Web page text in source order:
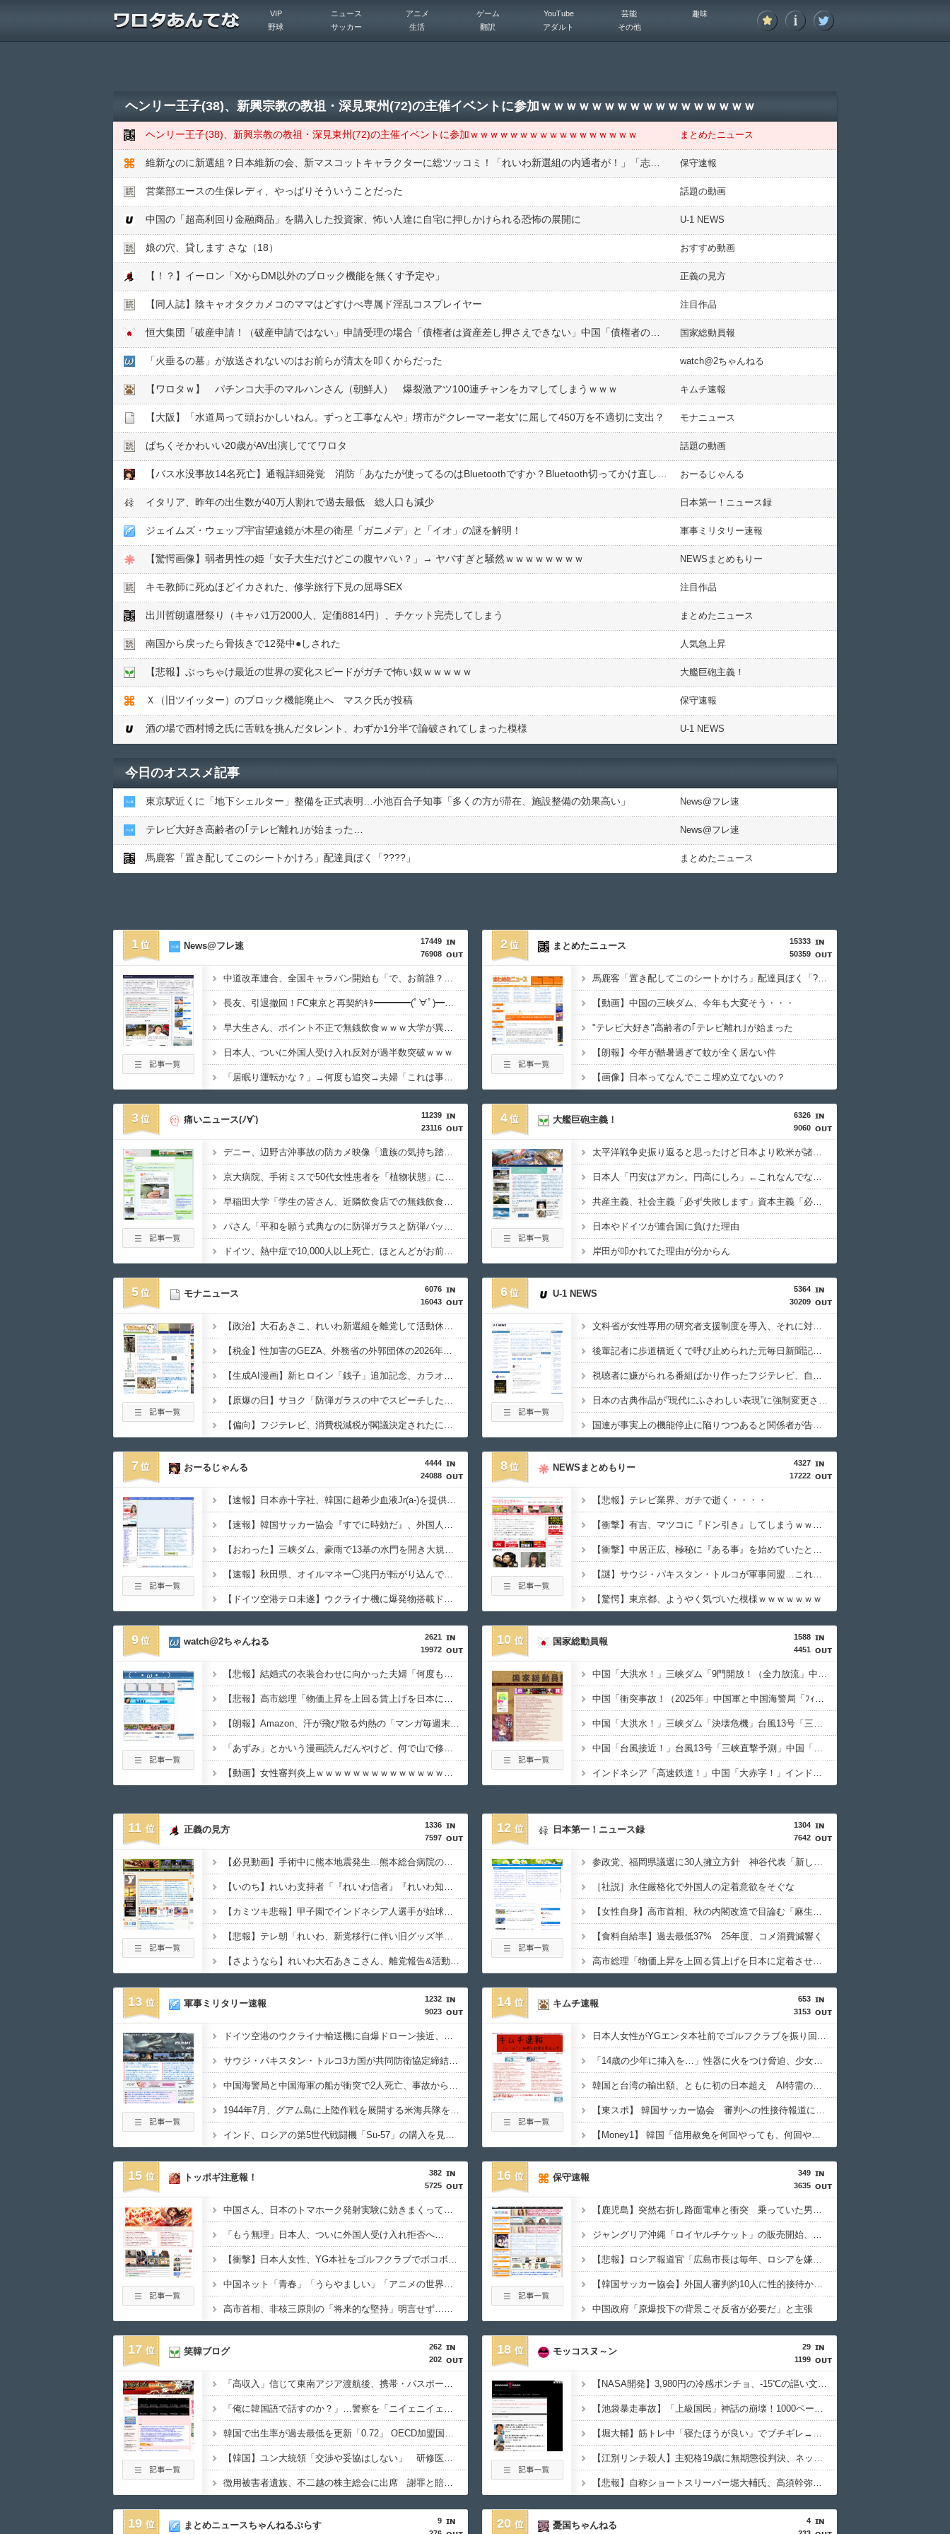
VIP ニュース アニメ ゲーム YouTube 芸能
趣味
野球
サッカー 生活 翻訳 アダルト その他
ヘンリー王子(38)、新興宗教の教祖・深見東州(72)の主催イベントに参加ｗｗｗｗｗｗｗｗｗｗｗｗｗｗｗｗｗ
ヘンリー王子(38)、新興宗教の教祖・深見東州(72)の主催イベントに参加ｗｗｗｗｗｗｗｗｗｗｗｗｗｗｗｗｗ まとめたニュース
保守速報
営業部エースの生保レディ、やっぱりそういうことだった 話題の動画
中国の「超高利回り金融商品」を購入した投資家、怖い人達に自宅に押しかけられる恐怖の展開に U-1 NEWS
娘の穴、貸します さな（18） おすすめ動画
【！？】イーロン「XからDM以外のブロック機能を無くす予定や」 正義の見方
【同人誌】陰キャオタクカメコのママはどすけべ専属ド淫乱コスプレイヤー 注目作品
国家総動員報
「火垂るの墓」が放送されないのはお前らが清太を叩くからだった watch@2ちゃんねる
【ワロタｗ】 パチンコ大手のマルハンさん（朝鮮人） 爆裂激アツ100連チャンをカマしてしまうｗｗｗ キムチ速報
【大阪】「水道局って頭おかしいねん。ずっと工事なんや」堺市が“クレーマー老女”に屈して450万を不適切に支出？ モナニュース
ばちくそかわいい20歳がAV出演しててワロタ 話題の動画
おーるじゃんる
イタリア、昨年の出生数が40万人割れで過去最低 総人口も減少 日本第一！ニュース録
ジェイムズ・ウェッブ宇宙望遠鏡が木星の衛星「ガニメデ」と「イオ」の謎を解明！ 軍事ミリタリー速報
【驚愕画像】弱者男性の姫「女子大生だけどこの腹ヤバい？」→ ヤバすぎと騒然ｗｗｗｗｗｗｗｗ NEWSまとめもりー
キモ教師に死ぬほどイカされた、修学旅行下見の屈辱SEX 注目作品
出川哲朗還暦祭り（キャパ1万2000人、定価8814円）、チケット完売してしまう まとめたニュース
南国から戻ったら骨抜きで12発中●︎しされた 人気急上昇
【悲報】ぶっちゃけ最近の世界の変化スピードがガチで怖い奴ｗｗｗｗｗ 大艦巨砲主義！
Ｘ（旧ツイッター）のブロック機能廃止へ マスク氏が投稿 保守速報
酒の場で西村博之氏に舌戦を挑んだタレント、わずか1分半で論破されてしまった模様 U-1 NEWS
今日のオススメ記事
東京駅近くに「地下シェルター」整備を正式表明…小池百合子知事「多くの方が滞在、施設整備の効果高い」 News@フレ速
テレビ大好き高齢者の｢テレビ離れ｣が始まった… News@フレ速
馬鹿客「置き配してこのシートかけろ」配達員ぼく「????」 まとめたニュース
1
17449
76908
News@フレ速
中道改革連合、全国キャラバン開始も「で、お前誰？」状態ｗｗｗｗｗ
長友、引退撤回！FC東京と再契約ｷﾀ━━━━(ﾟ∀ﾟ)━━━━!!
早大生さん、ポイント不正で無銭飲食ｗｗｗ大学が異例の警告へ
日本人、ついに外国人受け入れ反対が過半数突破ｗｗｗ
「居眠り運転かな？」→何度も追突→夫婦「これは事故じゃない」と気付く…
2
15333
50359
まとめたニュース
馬鹿客「置き配してこのシートかけろ」配達員ぼく「????」
【動画】中国の三峡ダム、今年も大変そう・・・
"テレビ大好き"高齢者の｢テレビ離れ｣が始まった
【朗報】今年が酷暑過ぎて蚊が全く居ない件
【画像】日本ってなんでここ埋め立てないの？
3
11239
23116
痛いニュース(ﾉ∀`)
デニー、辺野古沖事故の防カメ映像「遺族の気持ち踏まえたものかくみ取り切れず」
京大病院、手術ミスで50代女性患者を「植物状態」に 脳腫瘍摘出手術で腫瘍の無い部位を摘出してしまう
早稲田大学「学生の皆さん、近隣飲食店での無銭飲食はやめてください」
パさん「平和を願う式典なのに防弾ガラスと防弾バッグSPで囲まれた壇上でスピーチする人が総理大臣」
ドイツ、熱中症で10,000人以上死亡、ほとんどがお前らと同年代で若者は元気????
4
6326
9060
大艦巨砲主義！
太平洋戦争史振り返ると思ったけど日本より欧米が諸悪の根源やん
日本人「円安はアカン。円高にしろ」←これなんでなんや
共産主義、社会主義「必ず失敗します」資本主義「必ず少子化します」
日本やドイツが連合国に負けた理由
岸田が叩かれてた理由が分からん
5
6076
16043
モナニュース
【政治】大石あきこ、れいわ新選組を離党して活動休止…「スジは通します」とは何だったのか
【税金】性加害のGEZA、外務省の外郭団体の2026年度準公金事業に選ばれていた…ネット「首相を小馬鹿にしながら公金に群がってたの？」「右手で補助金もらいながら左手で反政府」
【生成AI漫画】新ヒロイン「銭子」追加記念、カラオケ懇親パーティー
【原爆の日】サヨク「防弾ガラスの中でスピーチした総理がこれまでいたんだろうか。オバマ大統領でさえ、防弾ガラスなんてなかった！」→石破茂＆オバマ大統領も使ってました
【偏向】フジテレビ、消費税減税が閣議決定されたにも関わらず、消費税減税に反対する大学生を用意して印象操作
6
5364
30209
U-1 NEWS
文科省が女性専用の研究者支援制度を導入、それに対して子育て負担に苦しむ若手男性研究者は……
後輩記者に歩道橋近くで呼び止められた元毎日新聞記者、「元毎日と名乗ってSNSで活動するな」と要求されてしまい……
視聴者に嫌がられる番組ばかり作ったフジテレビ、自業自得すぎる立場に陥ってしまい……
日本の古典作品が”現代にふさわしい表現”に強制変更される事態が進行中、今の価値観に照らせば……
国連が事実上の機能停止に陥りつつあると関係者が告白、特に役に立たないくせに高給だけ毟り取った結果……
7
4444
24088
おーるじゃんる
【速報】日本赤十字社、韓国に超希少血液Jr(a-)を提供「韓国内では適合する血液を確保できなかった」※今回で4回目
【速報】韓国サッカー協会『すでに時効だ』、外国人審判らへ性的接待疑惑→ロンドン五輪は銅メダルはく奪の可能性「審判の国籍は日本、UAE、イラン」
【おわった】三峡ダム、豪雨で13基の水門を開き大規模放流開始か 下流の工場地帯に洪水流入で崩壊はじまる
【速報】秋田県、オイルマネー◯兆円が転がり込んでガチで東北最強へ
【ドイツ空港テロ未遂】ウクライナ機に爆発物搭載ドローン接近→空港職員が蹴り落とす 偶然起爆せず最悪の事態回避「高性能C4搭載していた」
8
4327
17222
NEWSまとめもりー
【悲報】テレビ業界、ガチで逝く・・・・
【衝撃】有吉、マツコに『ドン引き』してしまうｗｗｗｗｗｗｗ
【衝撃】中居正広、極秘に『ある事』を始めていたと判明する・・・
【謎】サウジ・パキスタン・トルコが軍事同盟…これどこと戦う気？
【驚愕】東京都、ようやく気づいた模様ｗｗｗｗｗｗｗ
9
2621
19972
watch@2ちゃんねる
【悲報】結婚式の衣装合わせに向かった夫婦「何度も何度も追突され…何が目的か本当に理解できない」東名高速で続いた約1.7キロの追突
【悲報】高市総理「物価上昇を上回る賃上げを日本に定着させる」 →国家公務員月給3.51％増へ 地方公務員も追随する見通し
【朗報】Amazon、汗が飛び散る灼熱の「マンガ毎週末セール（50%還元）」を開催ｗｗｗｗｗｗｗｗｗｗ
「あずみ」とかいう漫画読んだんやけど、何で山で修行しただけの子供達があんなに強いんや
【動画】女性審判炎上ｗｗｗｗｗｗｗｗｗｗｗｗｗｗｗｗｗ
10
1588
4451
国家総動員報
中国「大洪水！」三峡ダム「9門開放！（全力放流」中国都市「三峡沿線の道路水没」中国政府「高速道路封鎖！」中国ダム「緊急放流に合わせて開門（土砂崩れ発生」→
中国「衝突事故！（2025年」中国軍と中国海警局「ﾌｨﾘﾋﾟﾝ船の追跡中に衝突！（8/11」中国「2人死亡」中国政府「1年間隠蔽」日本「隠蔽された事実報道！（2026年」→
中国「大洪水！」三峡ダム「決壊危機」台風13号「三峡直撃確定」日本「最も強い勢力で接近！（伊勢湾台風級」台風13号と15号「中国本土でぶつかり合う（前代未聞」→
中国「台風接近！」台風13号「三峡直撃予測」中国「上流大洪水！（三峡上流」中国都市「8/5の映像（動画」三峡ダム「緊急放流（決壊危機」中国「下流大水害（震え声」→
インドネシア「高速鉄道！」中国「大赤字！」インドネシア「運営会社の株式購入！（負債対策」中国「はい（巨額負債」インドネシア「700km延伸計画！（実質中止」→
11
1336
7597
正義の見方
【必見動画】手術中に熊本地震発生…熊本総合病院の例のカメラ映像、ノーカットver.が公開される
【いのち】れいわ支持者「『れいわ信者』『れいわ知能』は差別的。放送禁止用語にすべき。オールドメディアは配慮を」→かわりにピッタリの名称が爆誕してしまうw
【カミツキ悲報】甲子園でインドネシア人選手が始球式→日本保守党・百田尚樹代表「甲子園を政治利用するな！」
【悲報】テレ朝「れいわ、新党移行に伴い旧グッズ半額セール開催。でも『秘書給与疑惑』あるよね＾＾」
【さようなら】れいわ大石あきこさん、離党報告&活動休止を宣言
12
1304
7642
日本第一！ニュース録
参政党、福岡県議選に30人擁立方針 神谷代表「新しい選択肢を」
［社説］永住厳格化で外国人の定着意欲をそぐな
【女性自身】高市首相、秋の内閣改造で目論む「麻生支配からの脱却」…茂木敏充氏も小林鷹之氏もクビ
【食料自給率】過去最低37% 25年度、コメ消費減響く
高市総理「物価上昇を上回る賃上げを日本に定着させる」 →国家公務員月給3.51％増へ 地方公務員も追随する見通し
13
1232
9023
軍事ミリタリー速報
ドイツ空港のウクライナ輸送機に自爆ドローン接近、見つけた空港職員が蹴り落とす…高性能プラスチック爆弾搭載！
サウジ・パキスタン・トルコ3カ国が共同防衛協定締結…「イスラム版NATO」指摘も！
中国海警局と中国海軍の船が衝突で2人死亡、事故から約1年を経て公表…南シナ海でフィリピン船を追跡中！
1944年7月、グアム島に上陸作戦を展開する米海兵隊を空撮！
インド、ロシアの第5世代戦闘機「Su-57」の購入を見送りか！
14
653
3153
キムチ速報
日本人女性がYGエンタ本社前でゴルフクラブを振り回し逮捕…韓国
「14歳の少年に挿入を…」性器に火をつけ脅迫、少女達はモップで…657人が死亡した韓国“最悪の人権侵害”のおぞましすぎる実態
韓国と台湾の輸出額、ともに初の日本超え AI特需の恩恵で差 26年上期
【東スポ】 韓国サッカー協会 審判への性接待報道にＳＮＳ紛糾「徹底追及」「２００２年はどうなの？」
【Money1】 韓国「信用赦免を何回やっても、何回やっても」⇒ 257万人赦免したのに60万人がまた延滞者に転落！
15
382
5725
トッポギ注意報！
中国さん、日本のトマホーク発射実験に効きまくってしまうｗｗｗｗｗ
「もう無理」日本人、ついに外国人受け入れ拒否へ…
【衝撃】日本人女性、YG本社をゴルフクラブでボコボコにして現行犯逮捕ｗｗｗ
中国ネット「青春」「うらやましい」「アニメの世界が現実に」
高市首相、非核三原則の「将来的な堅持」明言せず…米国の核抑止力「縛っている」との問題意識か
16
349
3635
保守速報
【鹿児島】突然右折し路面電車と衝突 乗っていた男女3人は車を放置しダッシュで逃走中
ジャングリア沖縄「ロイヤルチケット」の販売開始、大人29,700円にｗｗｗｗｗｗｗｗｗ
【悲報】ロシア報道官「広島市長は毎年、ロシアを嫌悪する『偽りの呪文』を繰り返し、日本人をゾンビ化させている」と主張
【韓国サッカー協会】外国人審判約10人に性的接待か 計1496回、約2億ウォン（約2200万円）
中国政府「原爆投下の背景こそ反省が必要だ」と主張
17
262
202
笑韓ブログ
「高収入」信じて東南アジア渡航後、携帯・パスポート奪われ監禁…韓国人の被害急増
「俺に韓国語で話すのか？」…警察を「ニイェニイェニイェ」とからかう韓国滞在外国人の投稿動画が物議
韓国で出生率が過去最低を更新「0.72」 OECD加盟国で唯一 1を下回る
【韓国】ユン大統領「交渉や妥協はしない」 研修医集団ボイコット受け
徴用被害者遺族、不二越の株主総会に出席 謝罪と賠償求める
18
29
1199
モッコスヌ～ン
【NASA開発】3,980円の冷感ポンチョ、-15℃の謳い文句にネット騒然
【池袋暴走事故】「上級国民」神話の崩壊！1000ページの法解釈が明かす不逮捕の真実
【堀大輔】筋トレ中「寝たほうが良い」でブチギレ→器具破壊の瞬間
【江別リンチ殺人】主犯格19歳に無期懲役判決、ネット「死刑でいい」と激怒
【悲報】自称ショートスリーパー堀大輔氏、高須幹弥に医学的指摘され激昂→FXで億単位損失も発覚
19
9
まとめニュースちゃんねるぷらす 20
4
憂国ちゃんねる